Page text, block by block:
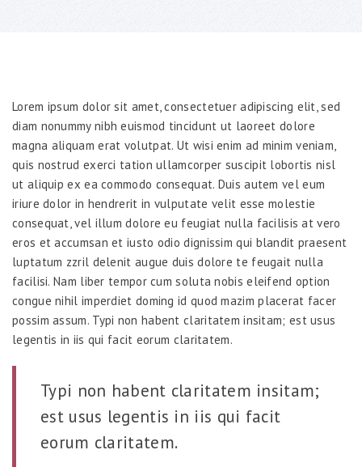
Lorem ipsum dolor sit amet, consectetuer adipiscing elit, sed
diam nonummy nibh euismod tincidunt ut laoreet dolore
magna aliquam erat volutpat. Ut wisi enim ad minim veniam,
quis nostrud exerci tation ullamcorper suscipit lobortis nisl
ut aliquip ex ea commodo consequat. Duis autem vel eum
iriure dolor in hendrerit in vulputate velit esse molestie
consequat, vel illum dolore eu feugiat nulla facilisis at vero
eros et accumsan et iusto odio dignissim qui blandit praesent
luptatum zzril delenit augue duis dolore te feugait nulla
facilisi. Nam liber tempor cum soluta nobis eleifend option
congue nihil imperdiet doming id quod mazim placerat facer
possim assum. Typi non habent claritatem insitam; est usus
legentis in iis qui facit eorum claritatem.
Typi non habent claritatem insitam;
est usus legentis in iis qui facit
eorum claritatem.